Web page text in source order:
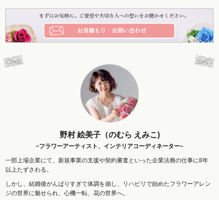
野村 絵美子（のむら えみこ)
~フラワーアーティスト、インテリアコーディネーター~
一部上場企業にて、新規事業の支援や契約審査といった企業法務の仕事に8年
以上たずさわる。
しかし、結婚後がんばりすぎて体調を崩し、リハビリで始めたフラワーアレン
ジの世界に魅せられ、心機一転、花の世界へ。